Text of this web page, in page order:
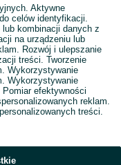
Aktywne
celów identyfikacji.
kombinacji danych z
na urządzeniu lub
Rozwój i ulepszanie
treści. Tworzenie
Wykorzystywanie
Wykorzystywanie
efektywności
reklam.
treści.